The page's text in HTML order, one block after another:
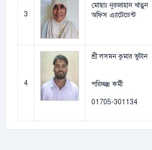
3
মোছাঃ নূরজাহান খাতুন
অফিস এ্যাটেডেন্ট
4
শ্রী লসমন কুমার ভুটান
পরিচ্ছন্ন কর্মী
01705-301134